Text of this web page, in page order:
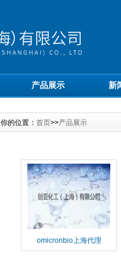
产品展示 新
你的位置： 首页>>产品展示
omicronbio上海代理